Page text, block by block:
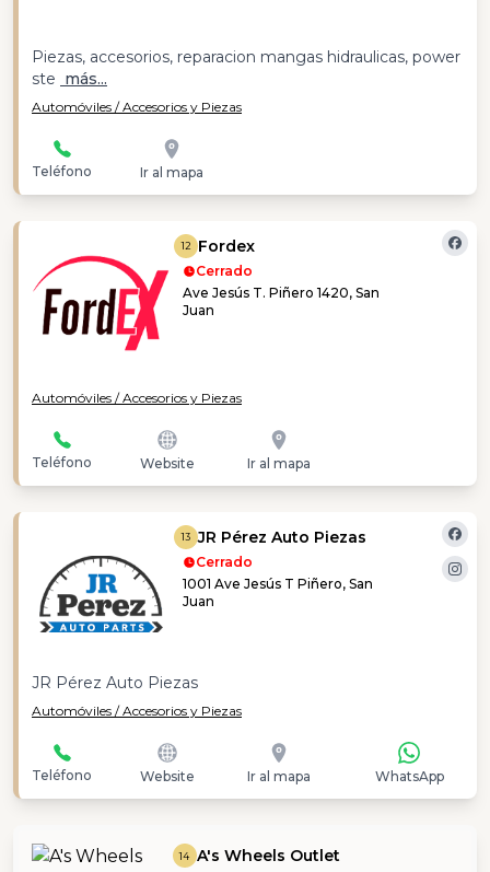
Piezas, accesorios, reparacion mangas hidraulicas, power
ste más...
Automóviles / Accesorios y Piezas
Teléfono Ir al mapa
12 Fordex
Cerrado
Ave Jesús T. Piñero 1420, San
Juan
Automóviles / Accesorios y Piezas
Teléfono Website Ir al mapa
13 JR Pérez Auto Piezas
Cerrado
1001 Ave Jesús T Piñero, San
Juan
JR Pérez Auto Piezas
Automóviles / Accesorios y Piezas
Teléfono Website Ir al mapa WhatsApp
14 A's Wheels Outlet